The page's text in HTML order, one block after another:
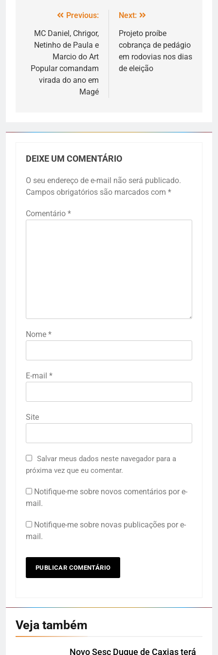
Previous:
MC Daniel, Chrigor,
Netinho de Paula e
Marcio do Art
Popular comandam
virada do ano em
Magé
Next:
Projeto proíbe
cobrança de pedágio
em rodovias nos dias
de eleição
DEIXE UM COMENTÁRIO
O seu endereço de e-mail não será publicado.
Campos obrigatórios são marcados com *
Comentário *
Nome *
E-mail *
Site
Salvar meus dados neste navegador para a
próxima vez que eu comentar.
Notifique-me sobre novos comentários por e-
mail.
Notifique-me sobre novas publicações por e-
mail.
Veja também
Novo Sesc Duque de Caxias terá